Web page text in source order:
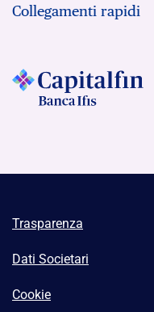
Collegamenti rapidi
Trasparenza
Dati Societari
Cookie